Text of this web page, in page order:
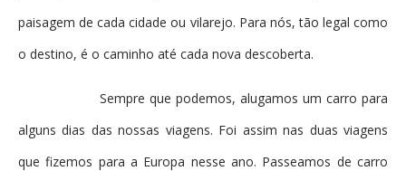
paisagem de cada cidade ou vilarejo. Para nós, tão legal como
o destino, é o caminho até cada nova descoberta.
Sempre que podemos, alugamos um carro para
alguns dias das nossas viagens. Foi assim nas duas viagens
que fizemos para a Europa nesse ano. Passeamos de carro